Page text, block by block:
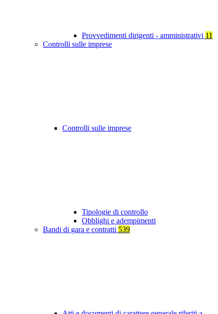
Provvedimenti dirigenti - amministrativi 11
Controlli sulle imprese
Controlli sulle imprese
Tipologie di controllo
Obblighi e adempimenti
Bandi di gara e contratti 539